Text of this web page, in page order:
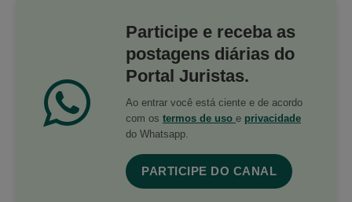
Participe e receba as
postagens diárias do
Portal Juristas.
Ao entrar você está ciente e de acordo
com os termos de uso e privacidade
do Whatsapp.
PARTICIPE DO CANAL